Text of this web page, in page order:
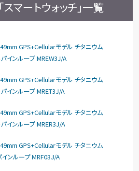
スマートウォッチ」一覧
GPS+Cellularモデル チタニウム
インループ MREW3J/A
GPS+Cellularモデル チタニウム
インループ MRET3J/A
GPS+Cellularモデル チタニウム
インループ MRER3J/A
GPS+Cellularモデル チタニウム
ンループ MRF03J/A